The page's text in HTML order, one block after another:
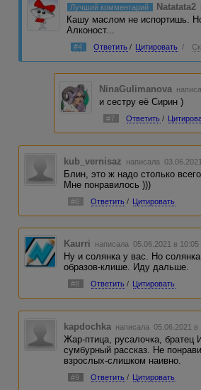
Лучший комментарий Natatata2
Кашу маслом не испортишь.
Алконост...
#4 Ответить / Цитировать /
NinaGulimanova
и сестру её Сирин )
#7 Ответить /
kub_vernisaz написала
Блин, это ж надо столько
Мне понравилось )))
#6 Ответить / Цитировать
Kaurri написала 05.06.2021 в 10:05
Ну и солянка у вас. Но
образов-клише. Иду дальше.
#8 Ответить / Цитировать
kapdochka написала 05.06.2021 в
Жар-птица, русалочка, братец
сумбурный рассказ. Не
взрослых-слишком наивно.
#9 Ответить / Цитировать